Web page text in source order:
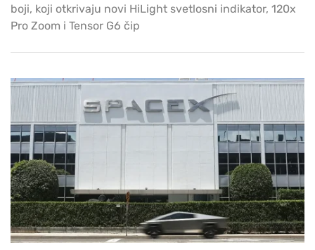
boji, koji otkrivaju novi HiLight svetlosni indikator, 120x
Pro Zoom i Tensor G6 čip